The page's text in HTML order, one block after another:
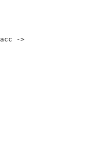
acc ->